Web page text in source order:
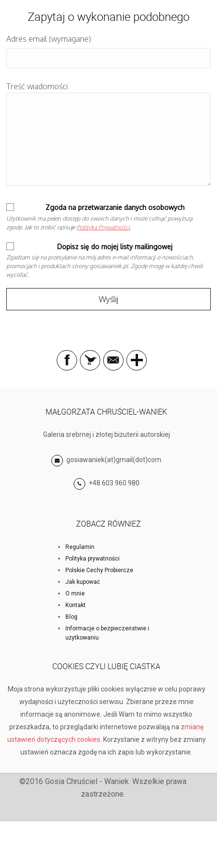
Zapytaj o wykonanie podobnego
Adres email (wymagane)
Treść wiadomości
Zgoda na przetwarzanie danych osobowych
Użytkownik ma pełen dostęp do swoich danych i może cofnąć powyższą
zgodę. Jak to zrobić opisuje Polityka Prywatności.
Dopisz się do mojej listy mailingowej
Zgadzam się na przesyłanie na mój adres e-mail informacji o nowościach,
promocjach i produktach strony gosiawaniek.pl. Zgodę mogę w każdej chwili
wycofać.
MAŁGORZATA CHRUŚCIEL-WANIEK
Galeria srebrnej i złotej biżuterii autorskiej
gosiawaniek(at)gmail(dot)com
+48 603 960 980
ZOBACZ RÓWNIEŻ
Regulamin
Polityka prywatności
Polskie Cechy Probiercze
Jak kupować
O mnie
Kontakt
Blog
Informacje o bezpieczeństwie i
użytkowaniu
COOKIES CZYLI LUBIĘ CIASTKA
Moja strona wykorzystuje pliki cookies wyłącznie w celu poprawy
wydajności i użyteczności serwisu. Zbierane przeze mnie
informacje są anonimowe. Jeśli Wam to mimo wszystko
przeszkadza, to przeglądarki internetowe pozwalają na zmianę
ustawień dotyczących cookies . Korzystanie z witryny bez zmiany
ustawień oznacza zgodę na ich zapis lub wykorzystanie.
©2016 Gosia Chruściel - Waniek. Wszelkie prawa
zastrzeżone.